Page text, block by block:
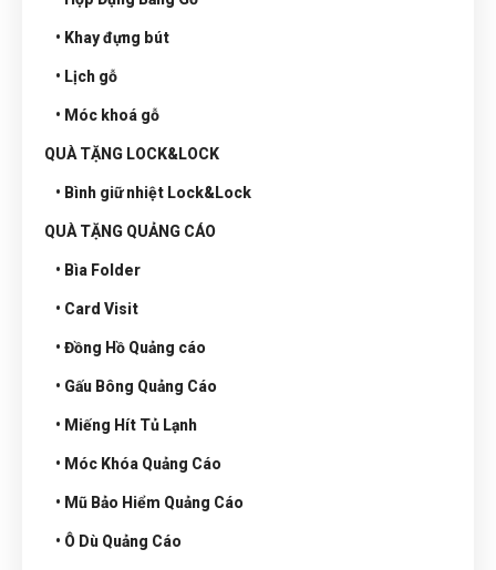
• Khay đựng bút
• Lịch gỗ
• Móc khoá gỗ
QUÀ TẶNG LOCK&LOCK
• Bình giữ nhiệt Lock&Lock
QUÀ TẶNG QUẢNG CÁO
• Bìa Folder
• Card Visit
• Đồng Hồ Quảng cáo
• Gấu Bông Quảng Cáo
• Miếng Hít Tủ Lạnh
• Móc Khóa Quảng Cáo
• Mũ Bảo Hiểm Quảng Cáo
• Ô Dù Quảng Cáo